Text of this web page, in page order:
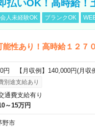
払いOK！高時給！
人未経験OK ブランクOK
能性あり！高時給１２７
円 【月収例】140,000円(月収
別途支給あり
通費支給有り
～15万円
野市